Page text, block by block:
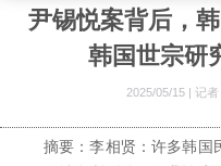
尹锡悦案背后，
韩国世宗研
2025/05/15 | 记者
摘要：李相贤：许多韩国